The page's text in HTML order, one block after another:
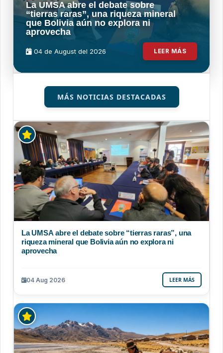
La UMSA abre el debate sobre
“tierras raras”, una riqueza mineral
que Bolivia aún no explora ni
aprovecha
04 de August del 2026 LEER MÁS
MÁS NOTICIAS DESTACADAS
La UMSA abre el debate sobre “tierras raras”, una
riqueza mineral que Bolivia aún no explora ni
aprovecha
04 Aug 2026 LEER MÁS